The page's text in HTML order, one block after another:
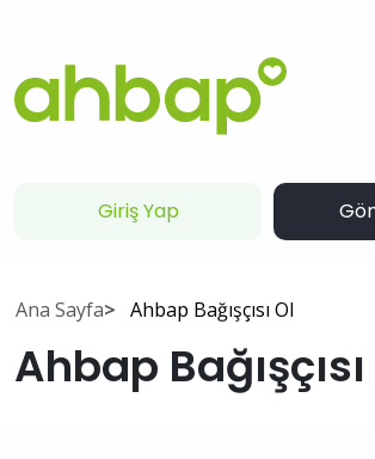
Giriş Yap
Ana Sayfa Ahbap Bağışçısı Ol
Ahbap